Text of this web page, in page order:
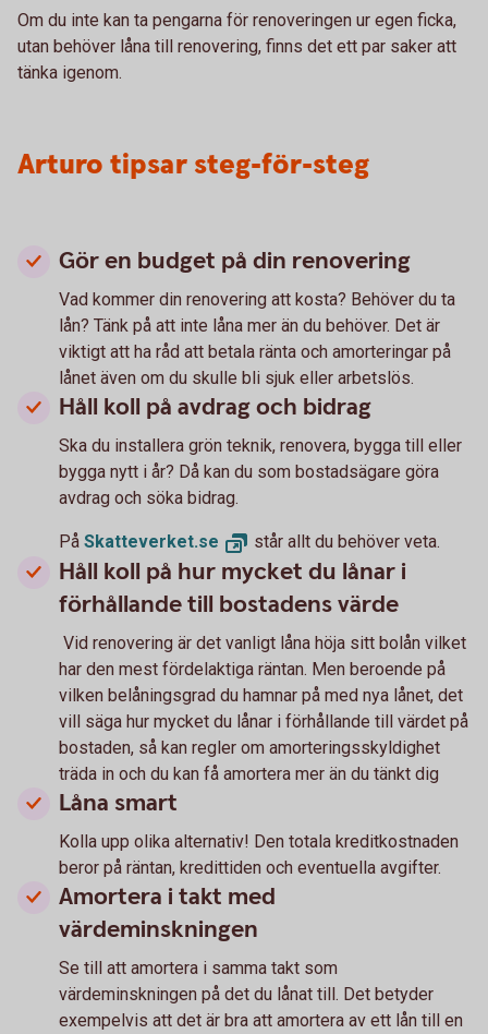
Om du inte kan ta pengarna för renoveringen ur egen ficka,
utan behöver låna till renovering, finns det ett par saker att
tänka igenom.
Arturo tipsar steg-för-steg
Gör en budget på din renovering
Vad kommer din renovering att kosta? Behöver du ta
lån? Tänk på att inte låna mer än du behöver. Det är
viktigt att ha råd att betala ränta och amorteringar på
lånet även om du skulle bli sjuk eller arbetslös.
Håll koll på avdrag och bidrag
Ska du installera grön teknik, renovera, bygga till eller
bygga nytt i år? Då kan du som bostadsägare göra
avdrag och söka bidrag.
På Skatteverket.se står allt du behöver veta.
Håll koll på hur mycket du lånar i
förhållande till bostadens värde
Vid renovering är det vanligt låna höja sitt bolån vilket
har den mest fördelaktiga räntan. Men beroende på
vilken belåningsgrad du hamnar på med nya lånet, det
vill säga hur mycket du lånar i förhållande till värdet på
bostaden, så kan regler om amorteringsskyldighet
träda in och du kan få amortera mer än du tänkt dig
Låna smart
Kolla upp olika alternativ! Den totala kreditkostnaden
beror på räntan, kredittiden och eventuella avgifter.
Amortera i takt med
värdeminskningen
Se till att amortera i samma takt som
värdeminskningen på det du lånat till. Det betyder
exempelvis att det är bra att amortera av ett lån till en